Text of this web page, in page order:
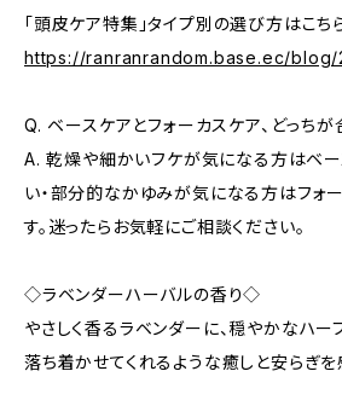
「頭皮ケア特集」タイプ別の選び方はこ
https://ranranrandom.base.ec/blog/
Q. ベースケアとフォーカスケア、どっちが
A. 乾燥や細かいフケが気になる方はベー
い・部分的なかゆみが気になる方はフォ
す。迷ったらお気軽にご相談ください。
◇ラベンダーハーバルの香り◇
やさしく香るラベンダーに、穏やかなハー
落ち着かせてくれるような癒しと安らぎを